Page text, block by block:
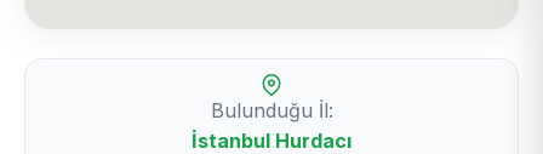
Bulunduğu İl:
İstanbul Hurdacı